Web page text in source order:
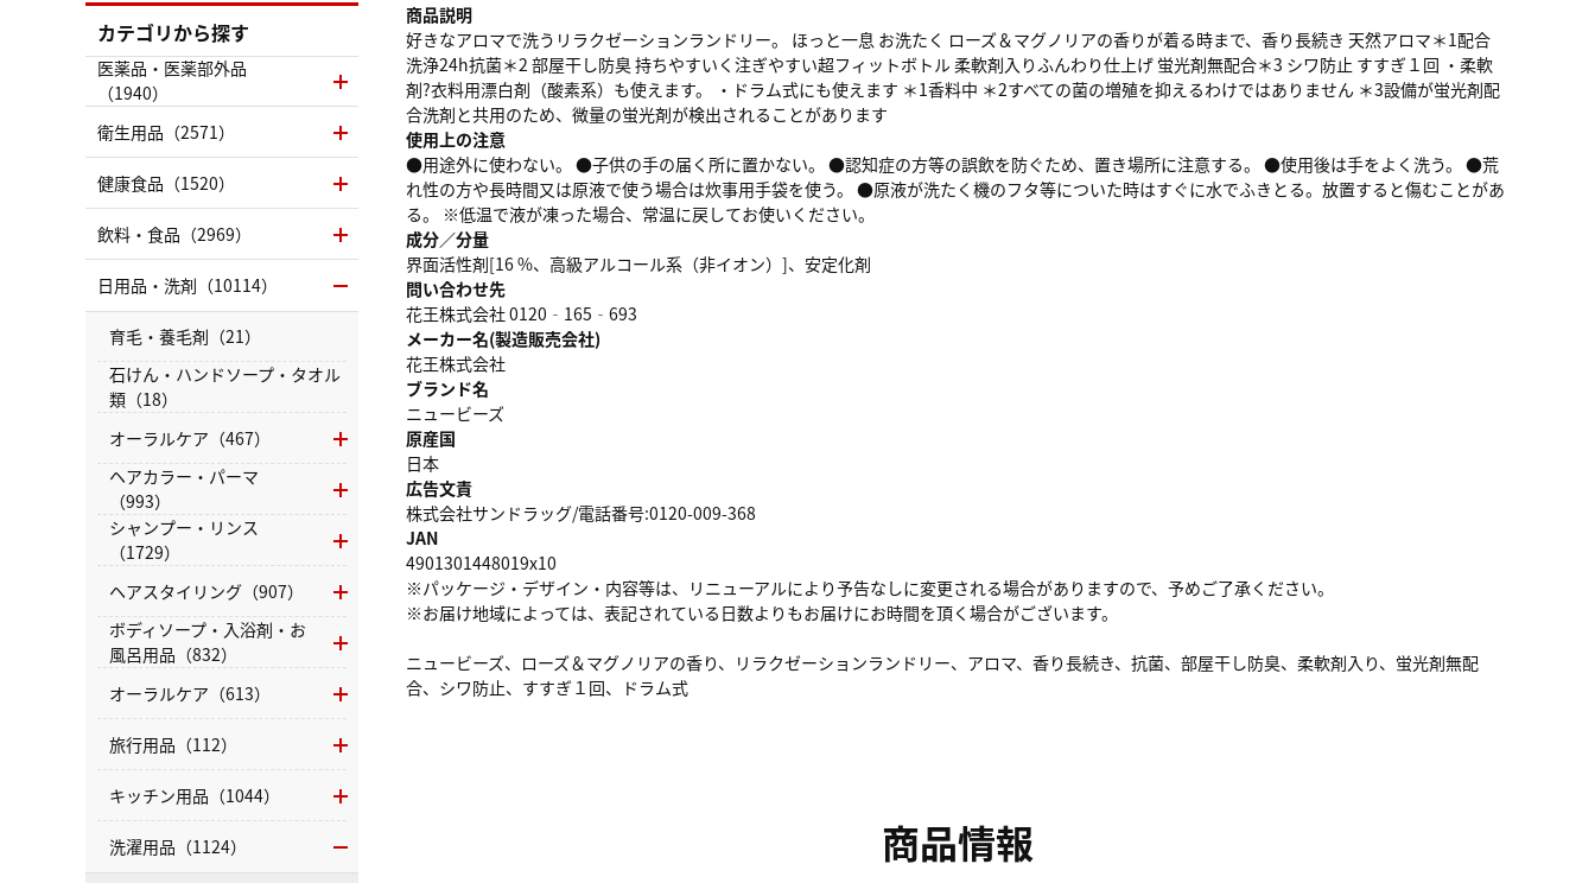
商品説明
好きなアロマで洗うリラクゼーションランドリー。 ほっと一息 お洗たく ローズ＆マグノリアの香りが着る時まで、香り長続き 天然アロマ＊1配合
洗浄24h抗菌＊2 部屋干し防臭 持ちやすいく注ぎやすい超フィットボトル 柔軟剤入りふんわり仕上げ 蛍光剤無配合＊3 シワ防止 すすぎ１回 ・柔軟
剤?衣料用漂白剤（酸素系）も使えます。 ・ドラム式にも使えます ＊1香料中 ＊2すべての菌の増殖を抑えるわけではありません ＊3設備が蛍光剤配
合洗剤と共用のため、微量の蛍光剤が検出されることがあります
使用上の注意
●用途外に使わない。 ●子供の手の届く所に置かない。 ●認知症の方等の誤飲を防ぐため、置き場所に注意する。 ●使用後は手をよく洗う。 ●荒
れ性の方や長時間又は原液で使う場合は炊事用手袋を使う。 ●原液が洗たく機のフタ等についた時はすぐに水でふきとる。放置すると傷むことがあ
る。 ※低温で液が凍った場合、常温に戻してお使いください。
成分／分量
界面活性剤[16 %、高級アルコール系（非イオン）]、安定化剤
問い合わせ先
花王株式会社 0120‐165‐693
メーカー名(製造販売会社)
花王株式会社
ブランド名
ニュービーズ
原産国
日本
広告文責
株式会社サンドラッグ/電話番号:0120-009-368
JAN
4901301448019x10
※パッケージ・デザイン・内容等は、リニューアルにより予告なしに変更される場合がありますので、予めご了承ください。
※お届け地域によっては、表記されている日数よりもお届けにお時間を頂く場合がございます。
ニュービーズ、ローズ＆マグノリアの香り、リラクゼーションランドリー、アロマ、香り長続き、抗菌、部屋干し防臭、柔軟剤入り、蛍光剤無配
合、シワ防止、すすぎ１回、ドラム式
商品情報
カテゴリから探す
医薬品・医薬部外品
（1940）
衛生用品（2571）
健康食品（1520）
飲料・食品（2969）
日用品・洗剤（10114）
育毛・養毛剤（21）
石けん・ハンドソープ・タオル
類（18）
オーラルケア（467）
ヘアカラー・パーマ
（993）
シャンプー・リンス
（1729）
ヘアスタイリング（907）
ボディソープ・入浴剤・お
風呂用品（832）
オーラルケア（613）
旅行用品（112）
キッチン用品（1044）
洗濯用品（1124）